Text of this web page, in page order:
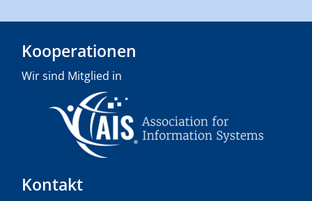
Kooperationen
Wir sind Mitglied in
Kontakt